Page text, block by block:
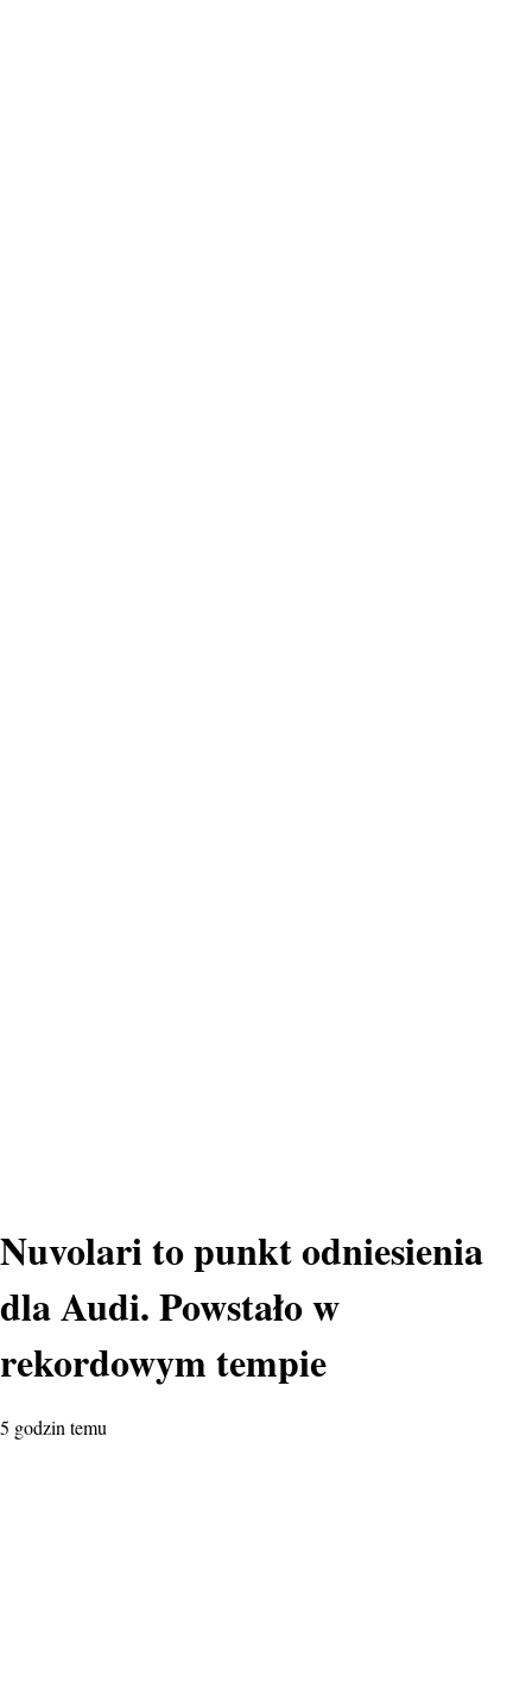
Nuvolari to punkt odniesienia
dla Audi. Powstało w
rekordowym tempie
5 godzin temu